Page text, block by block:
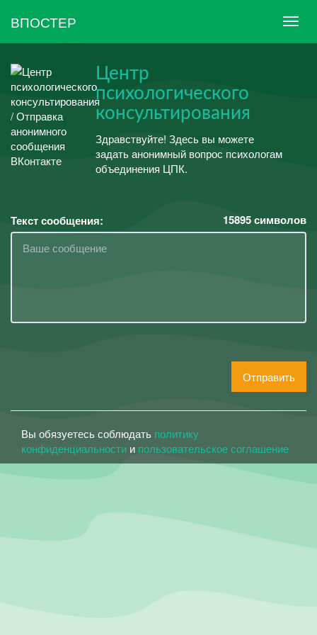
ВПОСТЕР
Центр
психологического
консультирования
Здравствуйте! Здесь вы можете
задать анонимный вопрос психологам
объединения ЦПК.
Текст сообщения: 15895символов
Отправить
Вы обязуетесь соблюдать политику
конфиденциальности и пользовательское соглашение